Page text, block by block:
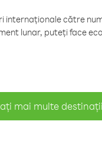
către
lunar, puteți face
mai multe destinații